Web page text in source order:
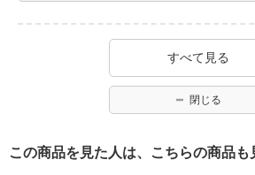
すべて見る
閉じる
この商品を見た人は、こちらの商品も